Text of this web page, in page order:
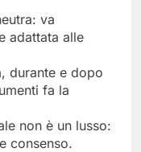
va
adattata alle
durante e dopo
fa la
non è un lusso:
consenso.